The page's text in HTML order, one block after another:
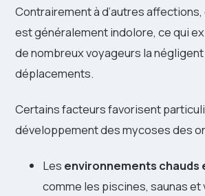
Contrairement à d’autres
est généralement indolore, ce qui
de nombreux voyageurs la
déplacements.
Certains facteurs favorisent
développement des mycoses des
Les environnements chauds
comme les piscines, saunas